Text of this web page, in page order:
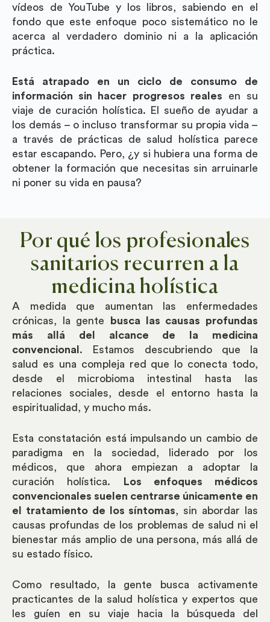
vídeos de YouTube y los libros, sabiendo en el
fondo que este enfoque poco sistemático no le
acerca al verdadero dominio ni a la aplicación
práctica.
Está atrapado en un ciclo de consumo de
información sin hacer progresos reales en su
viaje de curación holística. El sueño de ayudar a
los demás – o incluso transformar su propia vida –
a través de prácticas de salud holística parece
estar escapando. Pero, ¿y si hubiera una forma de
obtener la formación que necesitas sin arruinarle
ni poner su vida en pausa?
Por qué los profesionales
sanitarios recurren a la
medicina holística
A medida que aumentan las enfermedades
crónicas, la gente
busca las causas profundas
más allá del alcance de la medicina
convencional . Estamos descubriendo que la
salud es una compleja red que lo conecta todo,
desde el microbioma intestinal hasta las
relaciones sociales, desde el entorno hasta la
espiritualidad, y mucho más.
Esta constatación está impulsando un cambio de
paradigma en la sociedad, liderado por los
médicos, que ahora empiezan a adoptar la
curación holística.
Los enfoques médicos
convencionales suelen centrarse únicamente en
el tratamiento de los síntomas, sin abordar las
causas profundas de los problemas de salud ni el
bienestar más amplio de una persona, más allá de
su estado físico.
Como resultado, la gente busca activamente
practicantes de la salud holística y expertos que
les guíen en su viaje hacia la búsqueda del